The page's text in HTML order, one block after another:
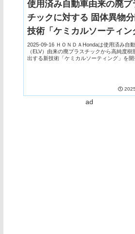
使用済み自動車由来の廃プ
チックに対する 固体異物
技術「ケミカルソーティン
を新たに開発～リソースサ
ュレーションの実現に向け
2025-09-16 ＨＯＮＤＡHondaは使用済み自
（ELV）由来の廃プラスチックから高純度樹
出する新技術「ケミカルソーティング」を開
ad